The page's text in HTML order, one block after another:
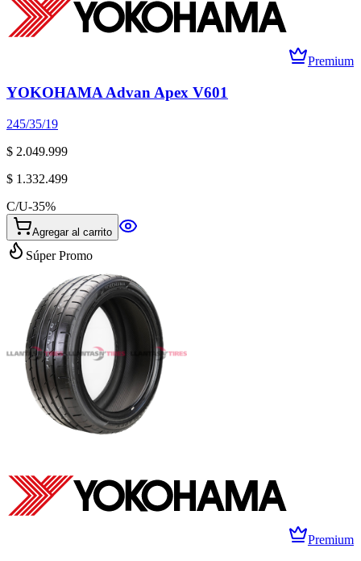
Premium
YOKOHAMA Advan Apex V601
245/35/19
$ 2.049.999
$ 1.332.499
C/U-35%
Agregar al carrito
Súper Promo
Premium